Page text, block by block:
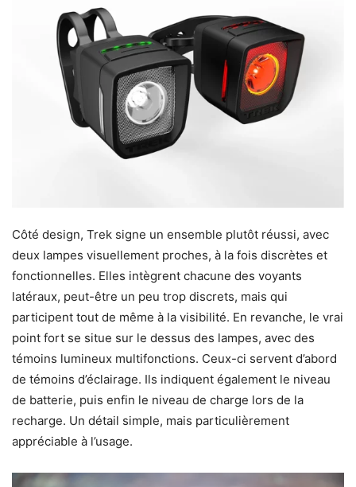
Côté design, Trek signe un ensemble plutôt réussi, avec
deux lampes visuellement proches, à la fois discrètes et
fonctionnelles. Elles intègrent chacune des voyants
latéraux, peut-être un peu trop discrets, mais qui
participent tout de même à la visibilité. En revanche, le vrai
point fort se situe sur le dessus des lampes, avec des
témoins lumineux multifonctions. Ceux-ci servent d’abord
de témoins d’éclairage. Ils indiquent également le niveau
de batterie, puis enfin le niveau de charge lors de la
recharge. Un détail simple, mais particulièrement
appréciable à l’usage.